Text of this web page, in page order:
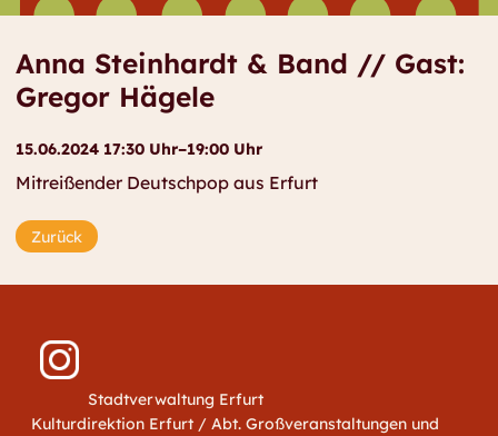
Anna Steinhardt & Band // Gast:
Gregor Hägele
15.06.2024 17:30 Uhr–19:00 Uhr
Mitreißender Deutschpop aus Erfurt
Zurück
Stadtverwaltung Erfurt
Kulturdirektion Erfurt / Abt. Großveranstaltungen und